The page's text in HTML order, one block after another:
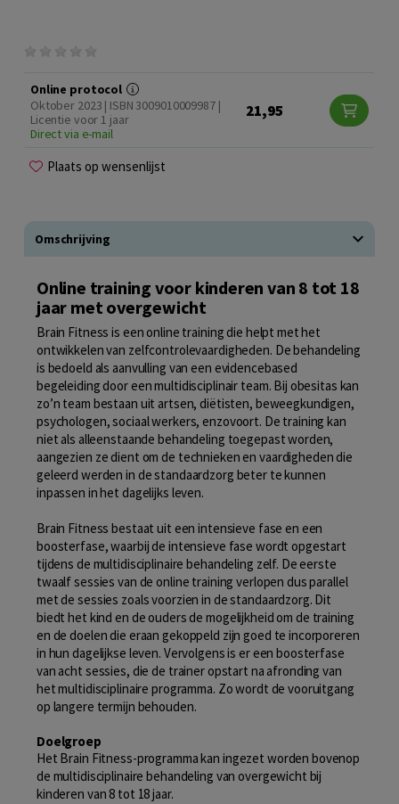
Online protocol
Oktober 2023 | ISBN 3009010009987 |
Licentie voor 1 jaar
Direct via e-mail
21,95
Plaats op wensenlijst
Omschrijving
Online training voor kinderen van 8 tot 18
jaar met overgewicht
Brain Fitness is een online training die helpt met het
ontwikkelen van zelfcontrolevaardigheden. De behandeling
is bedoeld als aanvulling van een evidencebased
begeleiding door een multidisciplinair team. Bij obesitas kan
zo’n team bestaan uit artsen, diëtisten, beweegkundigen,
psychologen, sociaal werkers, enzovoort. De training kan
niet als alleenstaande behandeling toegepast worden,
aangezien ze dient om de technieken en vaardigheden die
geleerd werden in de standaardzorg beter te kunnen
inpassen in het dagelijks leven.
Brain Fitness bestaat uit een intensieve fase en een
boosterfase, waarbij de intensieve fase wordt opgestart
tijdens de multidisciplinaire behandeling zelf. De eerste
twaalf sessies van de online training verlopen dus parallel
met de sessies zoals voorzien in de standaardzorg. Dit
biedt het kind en de ouders de mogelijkheid om de training
en de doelen die eraan gekoppeld zijn goed te incorporeren
in hun dagelijkse leven. Vervolgens is er een boosterfase
van acht sessies, die de trainer opstart na afronding van
het multidisciplinaire programma. Zo wordt de vooruitgang
op langere termijn behouden.
Doelgroep
Het Brain Fitness-programma kan ingezet worden bovenop
de multidisciplinaire behandeling van overgewicht bij
kinderen van 8 tot 18 jaar.